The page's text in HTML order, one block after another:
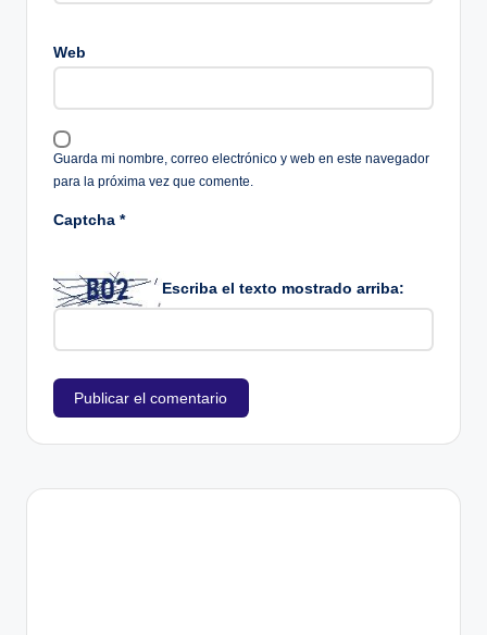
Web
Guarda mi nombre, correo electrónico y web en este navegador
para la próxima vez que comente.
Captcha *
Escriba el texto mostrado arriba: